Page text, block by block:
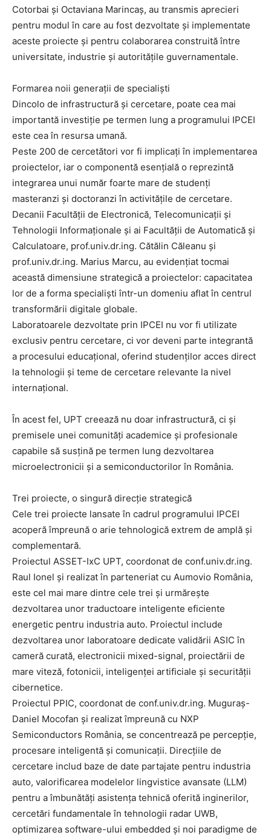
Cotorbai și Octaviana Marincaș, au transmis aprecieri
pentru modul în care au fost dezvoltate și implementate
aceste proiecte și pentru colaborarea construită între
universitate, industrie și autoritățile guvernamentale.
Formarea noii generații de specialiști
Dincolo de infrastructură și cercetare, poate cea mai
importantă investiție pe termen lung a programului IPCEI
este cea în resursa umană.
Peste 200 de cercetători vor fi implicați în implementarea
proiectelor, iar o componentă esențială o reprezintă
integrarea unui număr foarte mare de studenți
masteranzi și doctoranzi în activitățile de cercetare.
Decanii Facultății de Electronică, Telecomunicații și
Tehnologii Informaționale și ai Facultății de Automatică și
Calculatoare, prof.univ.dr.ing. Cătălin Căleanu și
prof.univ.dr.ing. Marius Marcu, au evidențiat tocmai
această dimensiune strategică a proiectelor: capacitatea
lor de a forma specialiști într-un domeniu aflat în centrul
transformării digitale globale.
Laboratoarele dezvoltate prin IPCEI nu vor fi utilizate
exclusiv pentru cercetare, ci vor deveni parte integrantă
a procesului educațional, oferind studenților acces direct
la tehnologii și teme de cercetare relevante la nivel
internațional.
În acest fel, UPT creează nu doar infrastructură, ci și
premisele unei comunități academice și profesionale
capabile să susțină pe termen lung dezvoltarea
microelectronicii și a semiconductorilor în România.
Trei proiecte, o singură direcție strategică
Cele trei proiecte lansate în cadrul programului IPCEI
acoperă împreună o arie tehnologică extrem de amplă și
complementară.
Proiectul ASSET-IxC UPT, coordonat de conf.univ.dr.ing.
Raul Ionel și realizat în parteneriat cu Aumovio România,
este cel mai mare dintre cele trei și urmărește
dezvoltarea unor traductoare inteligente eficiente
energetic pentru industria auto. Proiectul include
dezvoltarea unor laboratoare dedicate validării ASIC în
cameră curată, electronicii mixed-signal, proiectării de
mare viteză, fotonicii, inteligenței artificiale și securității
cibernetice.
Proiectul PPIC, coordonat de conf.univ.dr.ing. Muguraș-
Daniel Mocofan și realizat împreună cu NXP
Semiconductors România, se concentrează pe percepție,
procesare inteligentă și comunicații. Direcțiile de
cercetare includ baze de date partajate pentru industria
auto, valorificarea modelelor lingvistice avansate (LLM)
pentru a îmbunătăți asistența tehnică oferită inginerilor,
cercetări fundamentale în tehnologii radar UWB,
optimizarea software-ului embedded și noi paradigme de